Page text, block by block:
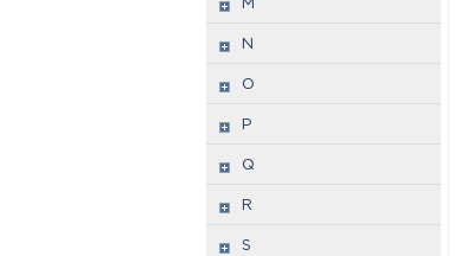
N
O
P
Q
R
S